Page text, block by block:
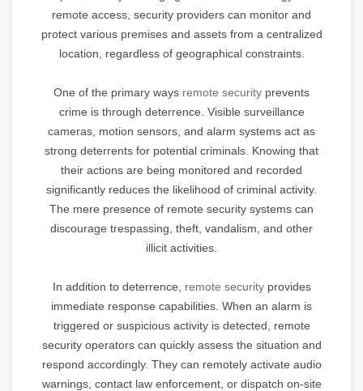
remote access, security providers can monitor and
protect various premises and assets from a centralized
location, regardless of geographical constraints.
One of the primary ways remote security prevents
crime is through deterrence. Visible surveillance
cameras, motion sensors, and alarm systems act as
strong deterrents for potential criminals. Knowing that
their actions are being monitored and recorded
significantly reduces the likelihood of criminal activity.
The mere presence of remote security systems can
discourage trespassing, theft, vandalism, and other
illicit activities.
In addition to deterrence, remote securityprovides
immediate response capabilities. When an alarm is
triggered or suspicious activity is detected, remote
security operators can quickly assess the situation and
respond accordingly. They can remotely activate audio
warnings, contact law enforcement, or dispatch on-site